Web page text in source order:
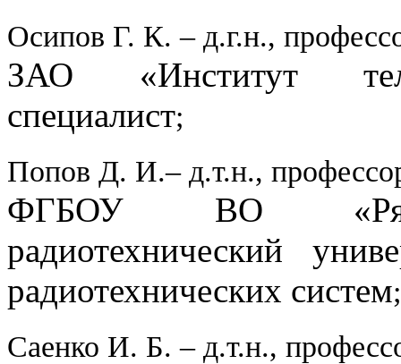
Осипов Г. К. – д.г.н.,
ЗАО «Институт
специалист;
Попов Д. И.– д.т.н.,
ФГБОУ ВО
радиотехнический
радиотехнических систем;
Саенко И. Б. – д.т.н.,